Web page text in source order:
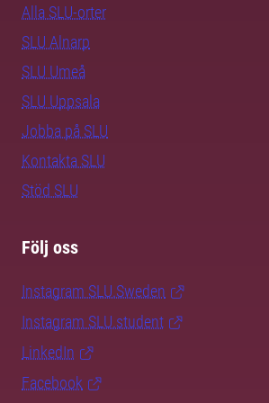
Alla SLU-orter
SLU Alnarp
SLU Umeå
SLU Uppsala
Jobba på SLU
Kontakta SLU
Stöd SLU
Följ oss
Instagram SLU.Sweden
Instagram SLU.student
LinkedIn
Facebook